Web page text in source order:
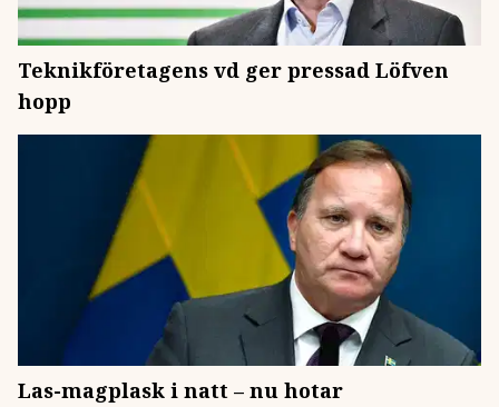
Teknikföretagens vd ger pressad Löfven
hopp
Las-magplask i natt – nu hotar